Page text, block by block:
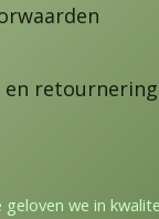
geloven we in